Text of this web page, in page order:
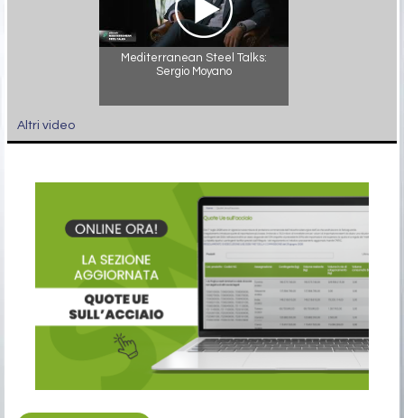
Mediterranean Steel Talks:
Sergio Moyano
Altri video